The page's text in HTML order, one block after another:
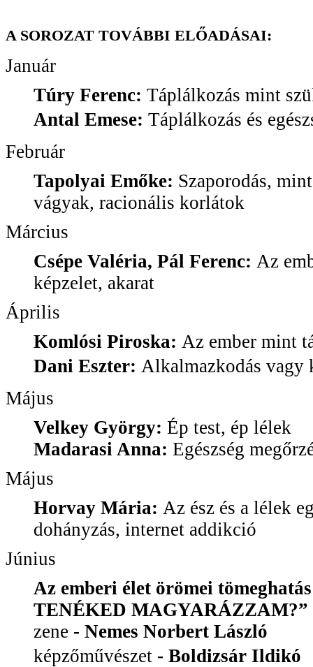
A SOROZAT TOVÁBBI ELŐADÁSAI:
Január
Túry Ferenc: Táplálkozás mint
Antal Emese: Táplálkozás és
Február
Tapolyai Emőke: Szaporodás,
vágyak, racionális korlátok
Március
Csépe Valéria, Pál Ferenc: Az
képzelet, akarat
Április
Komlósi Piroska: Az ember mint
Dani Eszter: Alkalmazkodás vagy
Május
Velkey György: Ép test, ép lélek
Madarasi Anna: Egészség
Május
Horvay Mária: Az ész és a lélek
dohányzás, internet addikció
Június
Az emberi élet örömei
TENÉKED MAGYARÁZZAM?”
zene - Nemes Norbert László
képzőművészet - Boldizsár Ildikó